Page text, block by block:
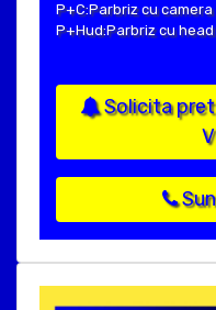
P+C:Parbriz cu camera
P+Hud:Parbriz cu
Solicita pret